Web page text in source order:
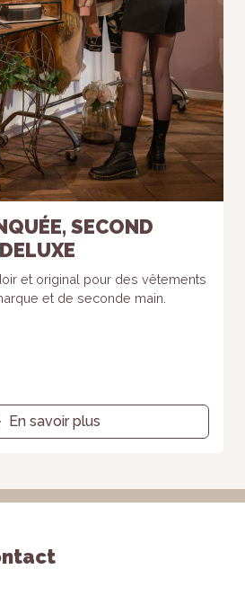
SECOND
et original pour des vêtements
et de seconde main.
En savoir plus